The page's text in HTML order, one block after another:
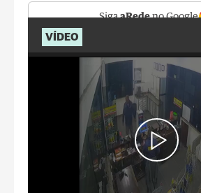
SigaaRedeno Google
VÍDEO